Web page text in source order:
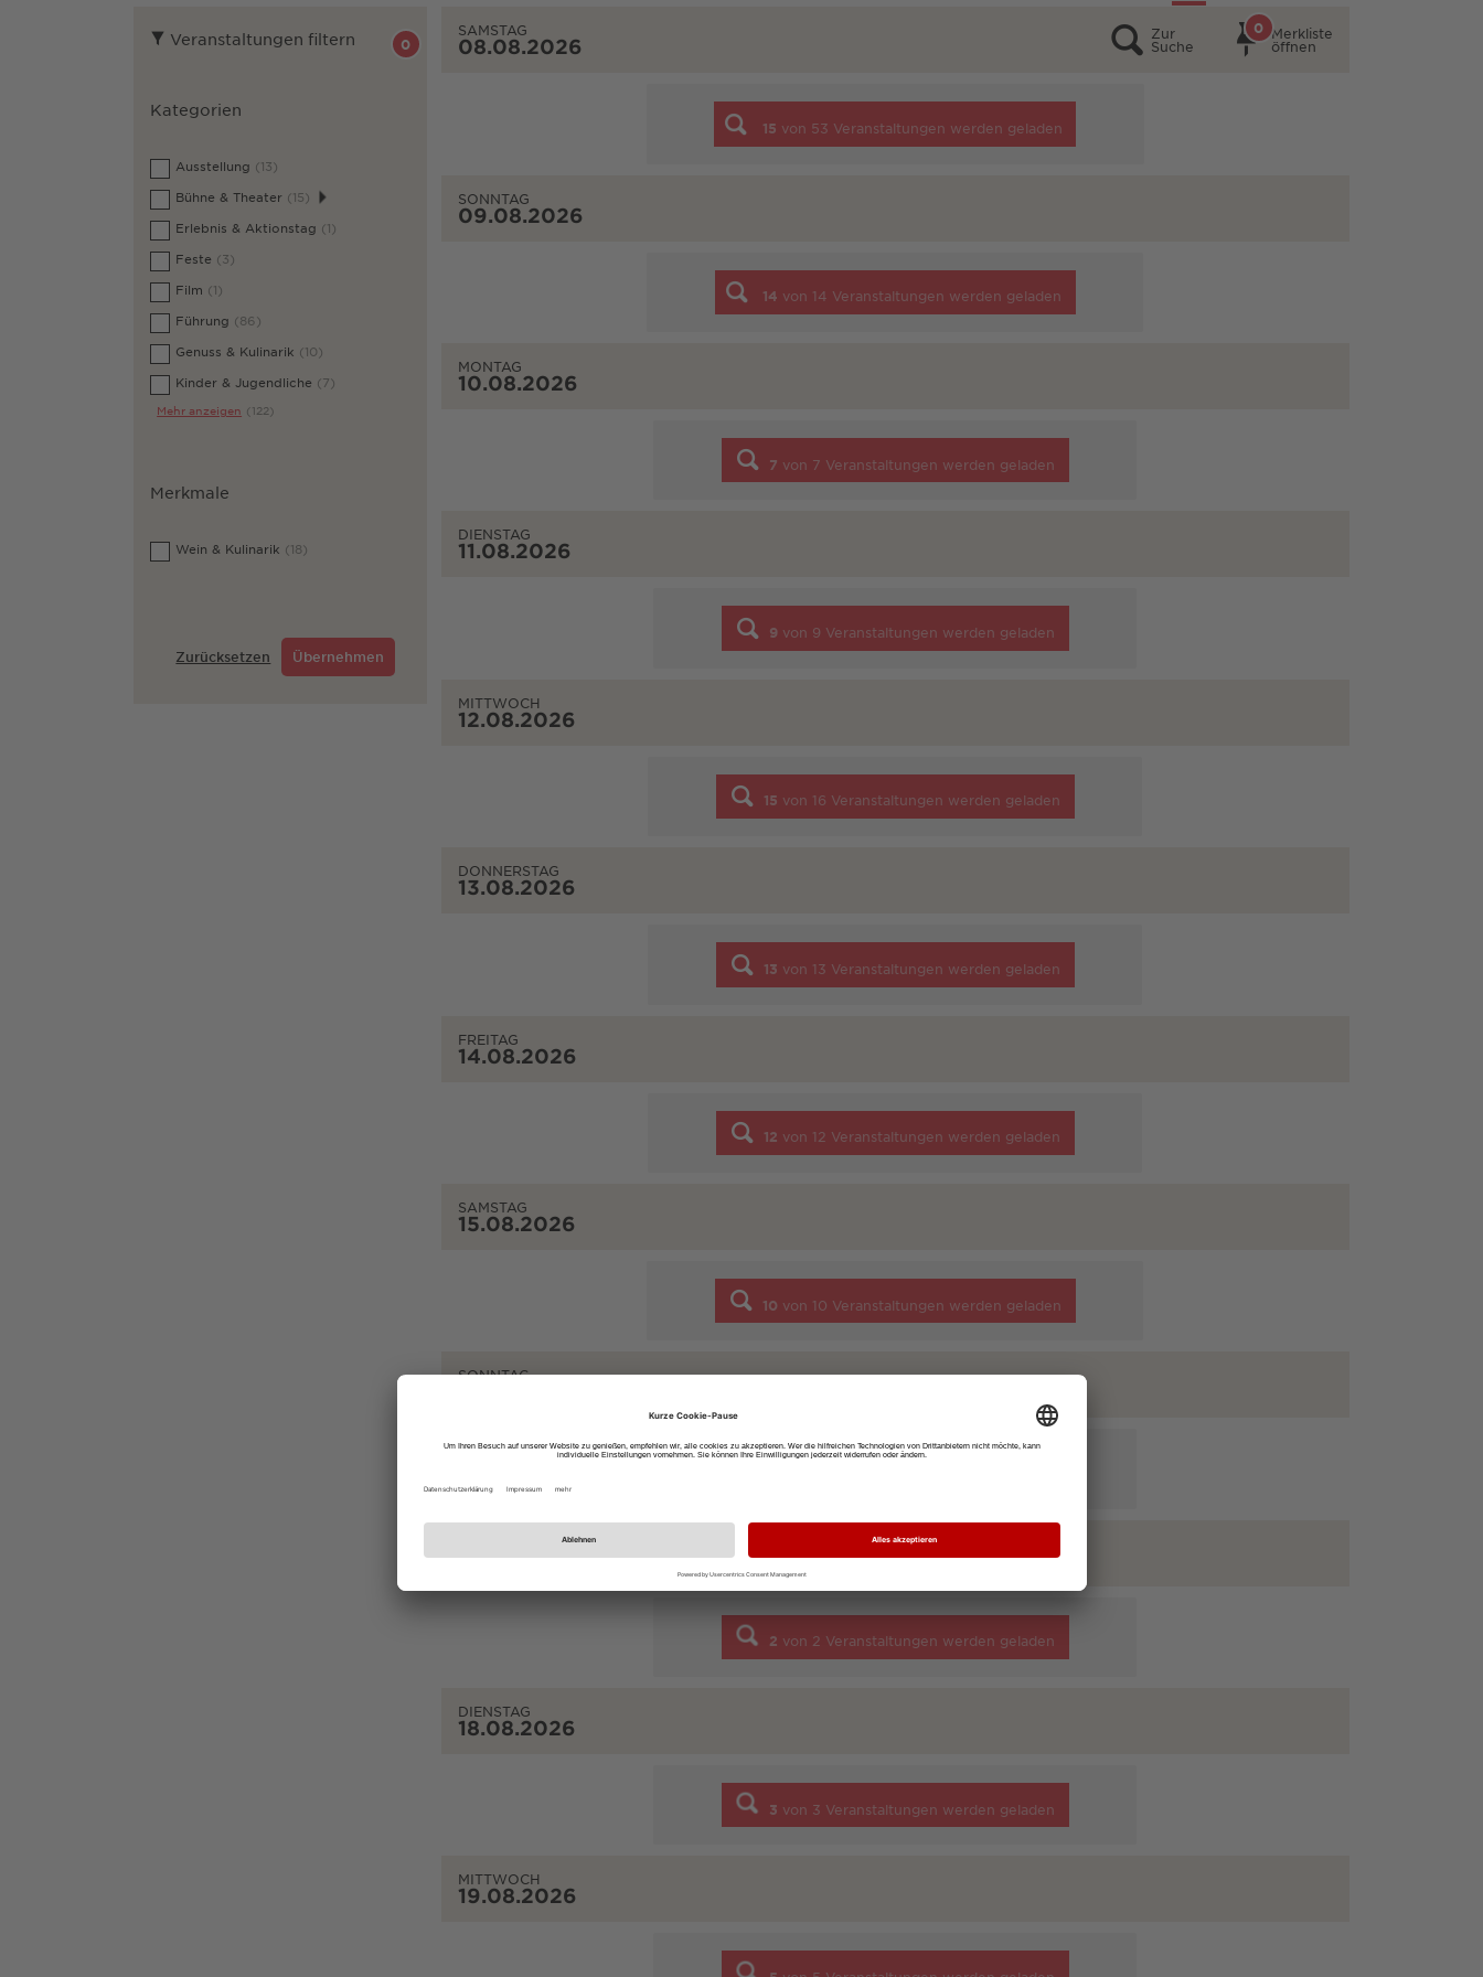
Veranstaltungen filtern 0
Kategorien
Ausstellung (13)
Bühne & Theater (15)
Erlebnis & Aktionstag (1)
Feste (3)
Film (1)
Führung (86)
Genuss & Kulinarik (10)
Kinder & Jugendliche (7)
Mehr anzeigen (122)
Merkmale
Wein & Kulinarik (18)
Zurücksetzen Übernehmen
Zur
Suche
Merkliste
öffnen
0
SAMSTAG
08.08.2026
15 von 53 Veranstaltungen werden geladen
SONNTAG
09.08.2026
14 von 14 Veranstaltungen werden geladen
MONTAG
10.08.2026
7 von 7 Veranstaltungen werden geladen
DIENSTAG
11.08.2026
9 von 9 Veranstaltungen werden geladen
MITTWOCH
12.08.2026
15 von 16 Veranstaltungen werden geladen
DONNERSTAG
13.08.2026
13 von 13 Veranstaltungen werden geladen
FREITAG
14.08.2026
12 von 12 Veranstaltungen werden geladen
SAMSTAG
15.08.2026
10 von 10 Veranstaltungen werden geladen
SONNTAG
17.08.2026
2 von 2 Veranstaltungen werden geladen
DIENSTAG
18.08.2026
3 von 3 Veranstaltungen werden geladen
MITTWOCH
19.08.2026